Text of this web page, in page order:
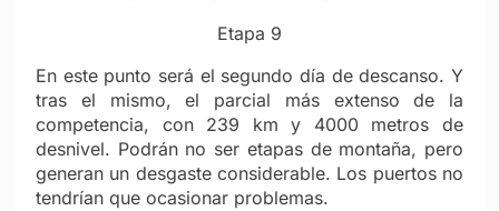
Etapa 9
En este punto será el segundo día de descanso. Y
tras el mismo, el parcial más extenso de la
competencia, con 239 km y 4000 metros de
desnivel. Podrán no ser etapas de montaña, pero
generan un desgaste considerable. Los puertos no
tendrían que ocasionar problemas.